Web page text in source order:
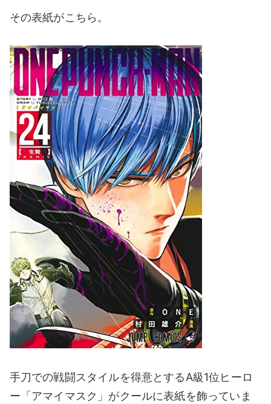
その表紙がこちら。
手刀での戦闘スタイルを得意とするA級1位ヒーロ
ー「アマイマスク」がクールに表紙を飾っていま